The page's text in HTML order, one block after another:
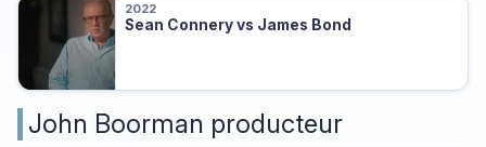
2022
Sean Connery vs James Bond
John Boorman producteur